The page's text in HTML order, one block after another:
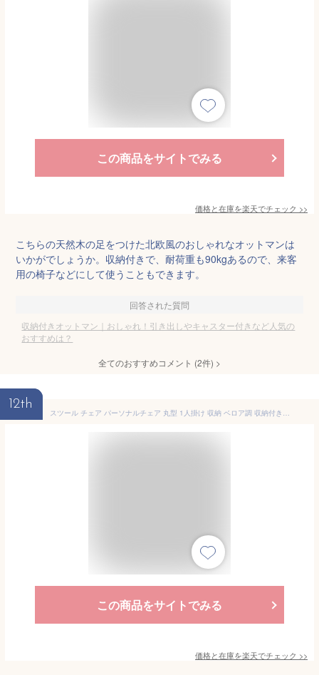
この商品をサイトでみる
価格と在庫を楽天でチェック >>
こちらの天然木の足をつけた北欧風のおしゃれなオットマンは
いかがでしょうか。収納付きで、耐荷重も90kgあるので、来客
用の椅子などにして使うこともできます。
回答された質問
収納付きオットマン｜おしゃれ！引き出しやキャスター付きなど人気の
おすすめは？
全てのおすすめコメント (2件) >
12th
スツール チェア パーソナルチェア 丸型 1人掛け 収納 ベロア調 収納付き グレー ピンク ベージュ コンパクト おしゃれ かわいい フェミニン ガーリー 椅子 イス オットマン パステルカラー 収納スツール 韓国風 【送料無料】
この商品をサイトでみる
価格と在庫を楽天でチェック >>